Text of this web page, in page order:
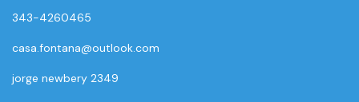
343-4260465
casa.fontana@outlook.com
jorge newbery 2349